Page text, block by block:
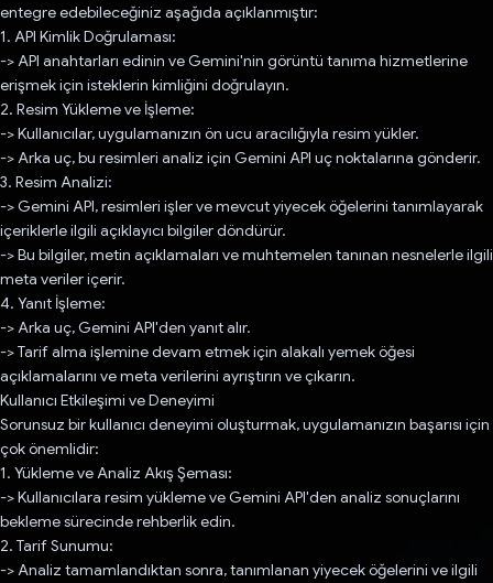
entegre edebileceğiniz aşağıda açıklanmıştır:
1. API Kimlik Doğrulaması:
-> API anahtarları edinin ve Gemini'nin görüntü tanıma hizmetlerine
erişmek için isteklerin kimliğini doğrulayın.
2. Resim Yükleme ve İşleme:
-> Kullanıcılar, uygulamanızın ön ucu aracılığıyla resim yükler.
-> Arka uç, bu resimleri analiz için Gemini API uç noktalarına gönderir.
3. Resim Analizi:
-> Gemini API, resimleri işler ve mevcut yiyecek öğelerini tanımlayarak
içeriklerle ilgili açıklayıcı bilgiler döndürür.
-> Bu bilgiler, metin açıklamaları ve muhtemelen tanınan nesnelerle ilgili
meta veriler içerir.
4. Yanıt İşleme:
-> Arka uç, Gemini API'den yanıt alır.
-> Tarif alma işlemine devam etmek için alakalı yemek öğesi
açıklamalarını ve meta verilerini ayrıştırın ve çıkarın.
Kullanıcı Etkileşimi ve Deneyimi
Sorunsuz bir kullanıcı deneyimi oluşturmak, uygulamanızın başarısı için
çok önemlidir:
1. Yükleme ve Analiz Akış Şeması:
-> Kullanıcılara resim yükleme ve Gemini API'den analiz sonuçlarını
bekleme sürecinde rehberlik edin.
2. Tarif Sunumu:
-> Analiz tamamlandıktan sonra, tanımlanan yiyecek öğelerini ve ilgili